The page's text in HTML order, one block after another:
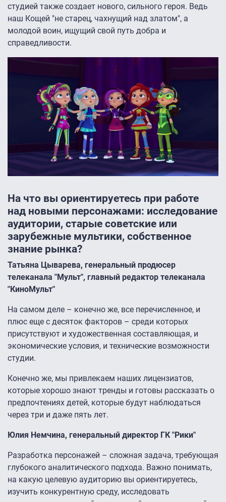
студией также создает нового, сильного героя. Ведь
наш Кощей "не старец, чахнущий над златом", а
молодой воин, ищущий свой путь добра и
справедливости.
На что вы ориентируетесь при работе
над новыми персонажами: исследование
аудитории, старые советские или
зарубежные мультики, собственное
знание рынка?
Татьяна Цыварева, генеральный продюсер
телеканала "Мульт", главный редактор телеканала
"КиноМульт"
На самом деле – конечно же, все перечисленное, и
плюс еще с десяток факторов – среди которых
присутствуют и художественная составляющая, и
экономические условия, и технические возможности
студии.
Конечно же, мы привлекаем наших лицензиатов,
которые хорошо знают тренды и готовы рассказать о
предпочтениях детей, которые будут наблюдаться
через три и даже пять лет.
Юлия Немчина, генеральный директор ГК "Рики"
Разработка персонажей – сложная задача, требующая
глубокого аналитического подхода. Важно понимать,
на какую целевую аудиторию вы ориентируетесь,
изучить конкурентную среду, исследовать